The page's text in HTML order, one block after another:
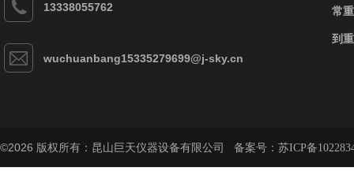
13338055762
wuchuanbang15335279699@j-sky.cn
常
到
©2026 版权所有：昆山巨天仪器设备有限公司 备案号： 苏ICP备